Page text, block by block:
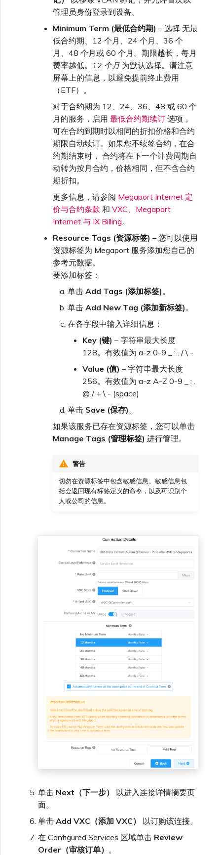
管理员身份登录到设备。
Minimum Term (最低合约期) – 选择 无最
低合约期、12 个月、24 个月、36 个
月、48 个月或 60 个月。期限越长，每月
费率越低。 12 个月 为默认选择。请注意
屏幕上的信息，以避免提前终止费用
（ETF）。
对于合约期为 12、24、36、48 或 60 个
月的服务，启用 最低合约期续订 选项，
可在合约到期时以相同的折扣价格和合约
期限自动续订。如果您不续签合约，在合
约期结束时， 合约将在下一个计费周期自
动转为按月合约，价格相同，但不含合约
期折扣。
更多信息，请参阅 Megaport Internet 定
价与合约条款 和 VXC、Megaport
Internet 与 IX Billing。
Resource Tags (资源标签) – 您可以使用
资源标签为 Megaport 服务添加您自己的
参考元数据。
要添加标签：
单击 Add Tags (添加标签)。
单击 Add New Tag (添加新标签)。
在各字段中输入详细信息：
Key (键) – 字符串最大长度
128。有效值为 a-z 0-9 _ : . / \ -
Value (值) – 字符串最大长度
256。有效值为 a-z A-Z 0-9 _ : .
@ / + \ - (space)
单击 Save (保存)。
如果该服务已存在资源标签，您可以单击
Manage Tags (管理标签) 进行管理。
警告
切勿在资源标签中包含敏感信息。敏感信息包
括会返回现有标签定义的命令，以及可识别个
人或公司的信息。
单击 Next（下一步）
以进入连接详情摘要页
面。
单击 Add VXC（添加 VXC）
以订购该连接。
在 Configured Services 区域单击 Review
Order（审核订单） 。